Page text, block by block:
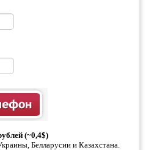
(~0,4$)
Белларусии и Казахстана.